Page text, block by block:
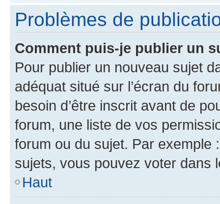
Problèmes de
Comment puis-je publier un
Pour publier un nouveau sujet
adéquat situé sur l’écran du
besoin d’être inscrit avant de
forum, une liste de vos
forum ou du sujet. Par exemple
sujets, vous pouvez voter dans
Haut